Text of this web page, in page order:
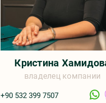
Кристина
владелец компании
+90 532 399 7507